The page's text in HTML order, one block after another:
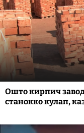
Ошто кирпич
станокко кулап,